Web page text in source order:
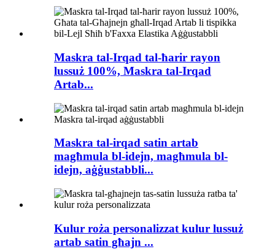
Maskra tal-Irqad tal-ħarir rayon
lussuż 100%, Maskra tal-Irqad
Artab...
Maskra tal-irqad satin artab
magħmula bl-idejn, magħmula bl-
idejn, aġġustabbli...
Kulur roża personalizzat kulur lussuż
artab satin għajn ...